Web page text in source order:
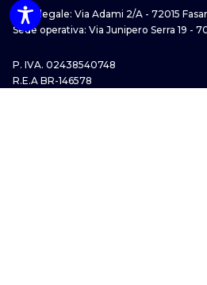
Sede legale: Via Adami 2/A - 72015
Sede operativa: Via Junipero Serra 19 -
P. IVA. 02438540748
R.E.A BR-146578